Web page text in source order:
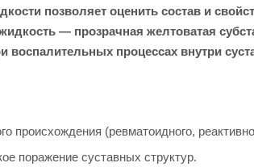
позволяет оценить состав и
— прозрачная желтоватая
процессах внутри
происхождения (ревматоидного,
поражение суставных структур.